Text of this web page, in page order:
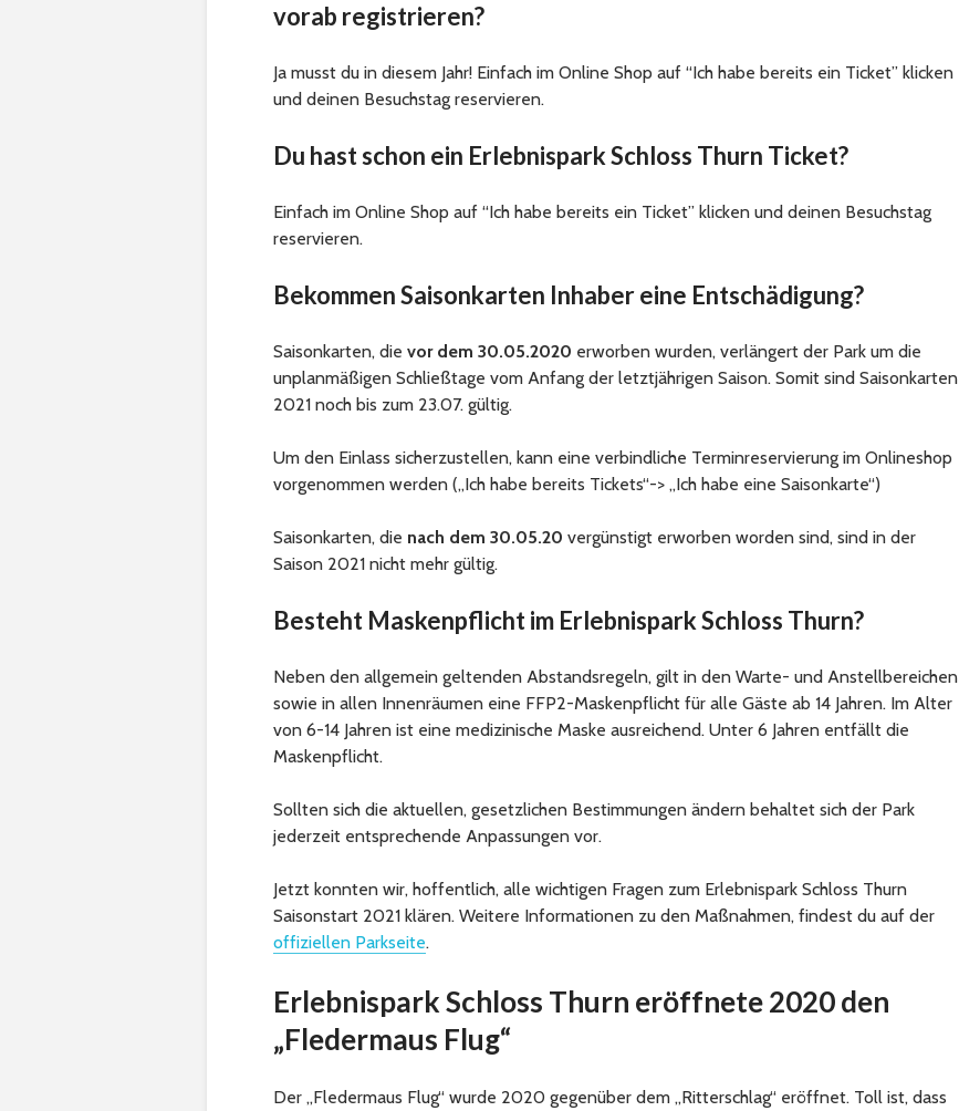
vorab registrieren?
Ja musst du in diesem Jahr! Einfach im Online Shop auf “Ich habe bereits ein Ticket” klicken
und deinen Besuchstag reservieren.
Du hast schon ein Erlebnispark Schloss Thurn Ticket?
Einfach im Online Shop auf “Ich habe bereits ein Ticket” klicken und deinen Besuchstag
reservieren.
Bekommen Saisonkarten Inhaber eine Entschädigung?
Saisonkarten, die vor dem 30.05.2020 erworben wurden, verlängert der Park um die
unplanmäßigen Schließtage vom Anfang der letztjährigen Saison. Somit sind Saisonkarten
2021 noch bis zum 23.07. gültig.
Um den Einlass sicherzustellen, kann eine verbindliche Terminreservierung im Onlineshop
vorgenommen werden („Ich habe bereits Tickets“-> „Ich habe eine Saisonkarte“)
Saisonkarten, die nach dem 30.05.20 vergünstigt erworben worden sind, sind in der
Saison 2021 nicht mehr gültig.
Besteht Maskenpflicht im Erlebnispark Schloss Thurn?
Neben den allgemein geltenden Abstandsregeln, gilt in den Warte- und Anstellbereichen
sowie in allen Innenräumen eine FFP2-Maskenpflicht für alle Gäste ab 14 Jahren. Im Alter
von 6-14 Jahren ist eine medizinische Maske ausreichend. Unter 6 Jahren entfällt die
Maskenpflicht.
Sollten sich die aktuellen, gesetzlichen Bestimmungen ändern behaltet sich der Park
jederzeit entsprechende Anpassungen vor.
Jetzt konnten wir, hoffentlich, alle wichtigen Fragen zum Erlebnispark Schloss Thurn
Saisonstart 2021 klären. Weitere Informationen zu den Maßnahmen, findest du auf der
offiziellen Parkseite.
Erlebnispark Schloss Thurn eröffnete 2020 den
„Fledermaus Flug“
Der „Fledermaus Flug“ wurde 2020 gegenüber dem „Ritterschlag“ eröffnet. Toll ist, dass